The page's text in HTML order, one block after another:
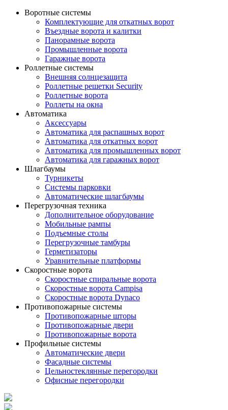
Воротные системы
Комплектующие для откатных ворот
Въездные ворота и калитки
Панорамные ворота
Промышленные ворота
Гаражные ворота
Роллетные системы
Внешняя солнцезащита
Роллетные решетки Security
Роллетные ворота
Роллеты на окна
Автоматика
Аксессуары
Автоматика для распашных ворот
Автоматика для откатных ворот
Автоматика для промышленных ворот
Автоматика для гаражных ворот
Шлагбаумы
Турникеты
Системы парковки
Автоматические шлагбаумы
Перегрузочная техника
Дополнительное оборудование
Мобильные рампы
Подъемные столы
Перегрузочные тамбуры
Герметизаторы
Уравнительные платформы
Скоростные ворота
Скоростные спиральные ворота
Скоростные ворота Campisa
Скоростные ворота Dynaco
Противопожарные системы
Противопожарные шторы
Противопожарные двери
Противопожарные ворота
Профильные системы
Автоматические двери
Фасадные системы
Цельностеклянные перегородки
Офисные перегородки